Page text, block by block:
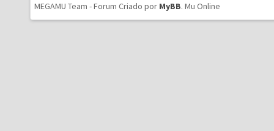
MEGAMU Team - Forum Criado por MyBB. Mu Online